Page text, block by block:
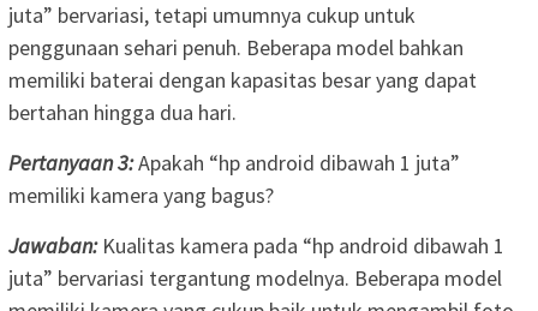
juta” bervariasi, tetapi umumnya cukup untuk
penggunaan sehari penuh. Beberapa model bahkan
memiliki baterai dengan kapasitas besar yang dapat
bertahan hingga dua hari.
Pertanyaan 3:Apakah “hp android dibawah 1 juta”
memiliki kamera yang bagus?
Jawaban:Kualitas kamera pada “hp android dibawah 1
juta” bervariasi tergantung modelnya. Beberapa model